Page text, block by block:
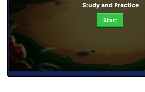
Study and Practice
Start